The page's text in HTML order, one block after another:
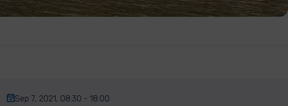
Sep 7, 2021, 08:30 - 18:00